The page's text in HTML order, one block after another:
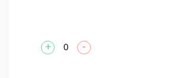
+ 0 -